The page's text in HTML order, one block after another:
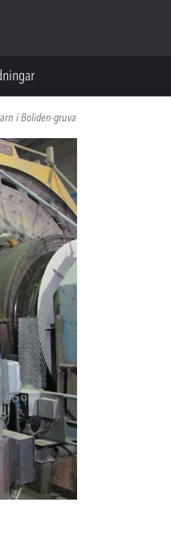
i Boliden-gruva